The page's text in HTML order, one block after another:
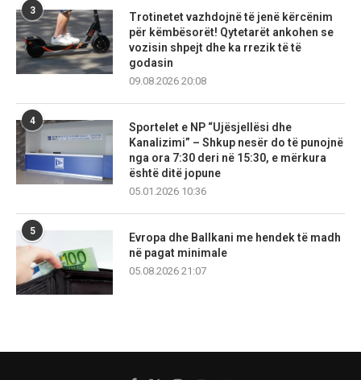
3
Trotinetet vazhdojnë të jenë kërcënim
për këmbësorët! Qytetarët ankohen se
vozisin shpejt dhe ka rrezik të të
godasin
09.08.2026 20:08
4
Sportelet e NP “Ujësjellësi dhe
Kanalizimi” – Shkup nesër do të punojnë
nga ora 7:30 deri në 15:30, e mërkura
është ditë jopune
05.01.2026 10:36
5
Evropa dhe Ballkani me hendek të madh
në pagat minimale
05.08.2026 21:07